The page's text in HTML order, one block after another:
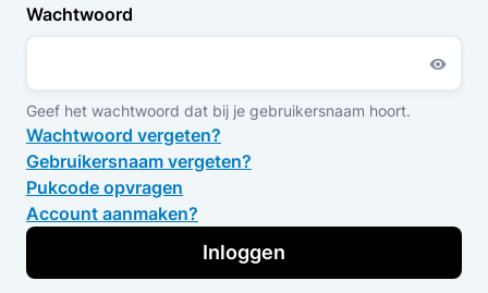
Wachtwoord
Geef het wachtwoord dat bij je gebruikersnaam hoort.
Wachtwoord vergeten?
Gebruikersnaam vergeten?
Pukcode opvragen
Account aanmaken?
Inloggen